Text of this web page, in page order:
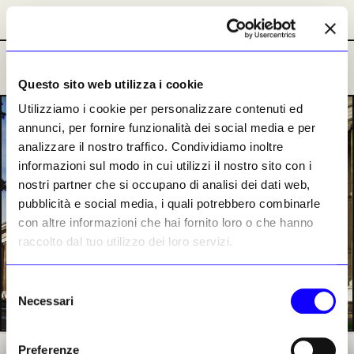
Questo sito web utilizza i cookie
Utilizziamo i cookie per personalizzare contenuti ed
annunci, per fornire funzionalità dei social media e per
analizzare il nostro traffico. Condividiamo inoltre
informazioni sul modo in cui utilizzi il nostro sito con i
nostri partner che si occupano di analisi dei dati web,
pubblicità e social media, i quali potrebbero combinarle
con altre informazioni che hai fornito loro o che hanno
raccolto dal tuo utilizzo dei loro servizi.
del
consenso
Necessari
Preferenze
PREMIUM